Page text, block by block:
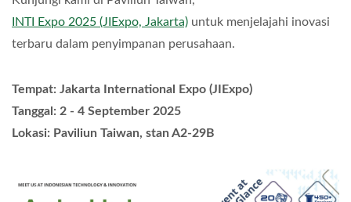
INTI Expo 2025 (JIExpo, Jakarta) untuk menjelajahi inovasi
terbaru dalam penyimpanan perusahaan.
Tempat: Jakarta International Expo (JIExpo)
Tanggal: 2 - 4 September 2025
Lokasi: Paviliun Taiwan, stan A2-29B